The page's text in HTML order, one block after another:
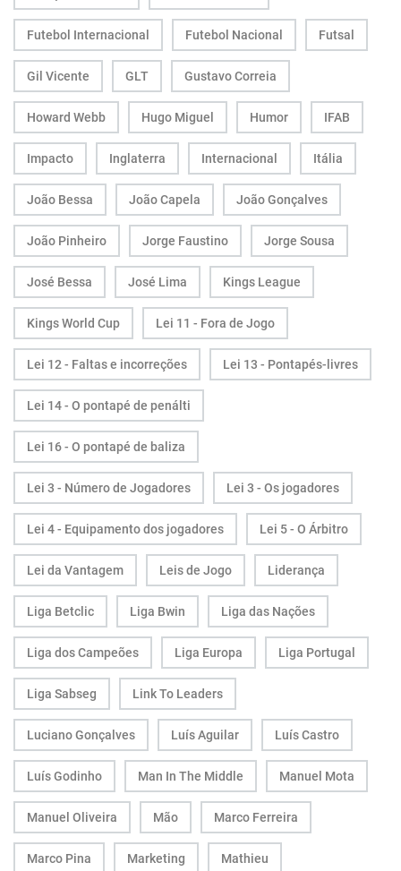
Futebol Internacional Futebol Nacional Futsal
Gil Vicente GLT Gustavo Correia
Howard Webb Hugo Miguel Humor IFAB
Impacto Inglaterra Internacional Itália
João Bessa João Capela João Gonçalves
João Pinheiro Jorge Faustino Jorge Sousa
José Bessa José Lima Kings League
Kings World Cup Lei 11 - Fora de Jogo
Lei 12 - Faltas e incorreções Lei 13 - Pontapés-livres
Lei 14 - O pontapé de penálti
Lei 16 - O pontapé de baliza
Lei 3 - Número de Jogadores Lei 3 - Os jogadores
Lei 4 - Equipamento dos jogadores Lei 5 - O Árbitro
Lei da Vantagem Leis de Jogo Liderança
Liga Betclic Liga Bwin Liga das Nações
Liga dos Campeões Liga Europa Liga Portugal
Liga Sabseg Link To Leaders
Luciano Gonçalves Luís Aguilar Luís Castro
Luís Godinho Man In The Middle Manuel Mota
Manuel Oliveira Mão Marco Ferreira
Marco Pina Marketing Mathieu